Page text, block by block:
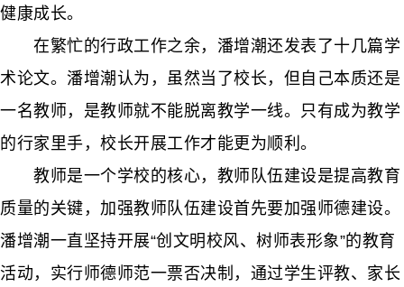
健康成长。
在繁忙的行政工作之余，潘增潮还发表了十几篇学
术论文。潘增潮认为，虽然当了校长，但自己本质还是
一名教师，是教师就不能脱离教学一线。只有成为教学
的行家里手，校长开展工作才能更为顺利。
教师是一个学校的核心，教师队伍建设是提高教育
质量的关键，加强教师队伍建设首先要加强师德建设。
潘增潮一直坚持开展“创文明校风、树师表形象”的教育
活动，实行师德师范一票否决制，通过学生评教、家长